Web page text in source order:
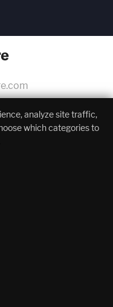
analyze site traffic,
which categories to